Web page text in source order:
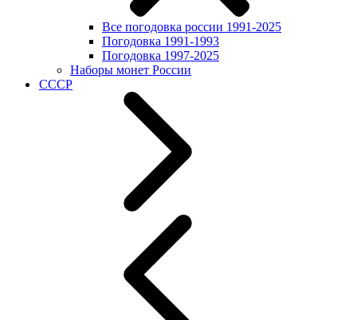
Все погодовка россии 1991-2025
Погодовка 1991-1993
Погодовка 1997-2025
Наборы монет России
СССР